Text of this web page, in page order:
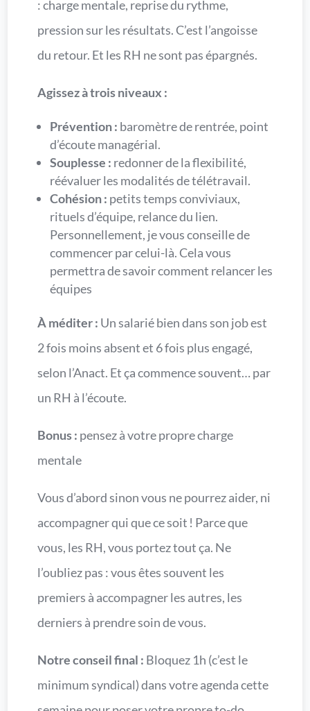
: charge mentale, reprise du rythme,
pression sur les résultats. C’est l’angoisse
du retour. Et les RH ne sont pas épargnés.
Agissez à trois niveaux :
Prévention : baromètre de rentrée, point
d’écoute managérial.
Souplesse : redonner de la flexibilité,
réévaluer les modalités de télétravail.
Cohésion : petits temps conviviaux,
rituels d’équipe, relance du lien.
Personnellement, je vous conseille de
commencer par celui-là. Cela vous
permettra de savoir comment relancer les
équipes
À méditer : Un salarié bien dans son job est
2 fois moins absent et 6 fois plus engagé,
selon l’Anact. Et ça commence souvent… par
un RH à l’écoute.
Bonus : pensez à votre propre charge
mentale
Vous d’abord sinon vous ne pourrez aider, ni
accompagner qui que ce soit ! Parce que
vous, les RH, vous portez tout ça. Ne
l’oubliez pas : vous êtes souvent les
premiers à accompagner les autres, les
derniers à prendre soin de vous.
Notre conseil final : Bloquez 1h (c’est le
minimum syndical) dans votre agenda cette